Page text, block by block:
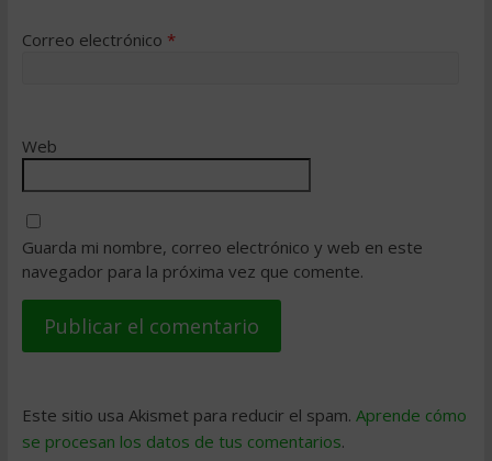
Correo electrónico *
Web
Guarda mi nombre, correo electrónico y web en este
navegador para la próxima vez que comente.
Este sitio usa Akismet para reducir el spam. Aprende cómo
se procesan los datos de tus comentarios.